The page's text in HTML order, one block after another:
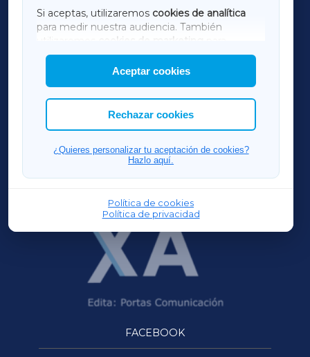
Si aceptas, utilizaremos cookies de analítica
para medir nuestra audiencia. También
utilizaremos
cookies de marketing
mostrar publicidad de terceros.
Asimismo, puedes personalizar la elección de
las cookies que deseas permitir.
Aceptar cookies
Rechazar cookies
¿Quieres personalizar tu aceptación de cookies?
Hazlo aquí.
Política de cookies
Política de privacidad
AMARIÑAXA
RIBEIRASACRAXA
ACORUÑAXA
FERROLXA
OURENSEXA
FACEBOOK